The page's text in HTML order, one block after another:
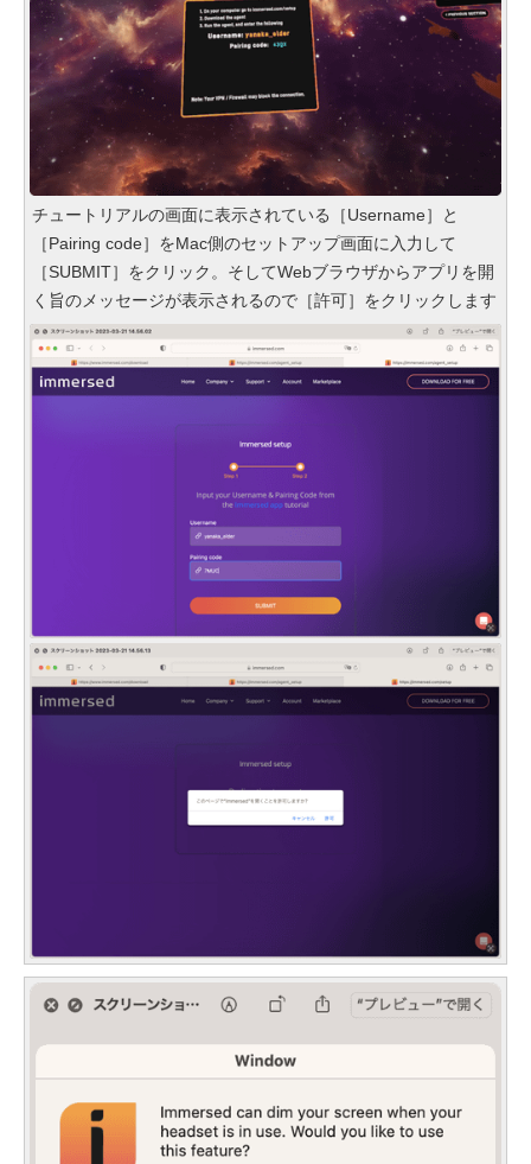
チュートリアルの画面に表示されている［Username］と
［Pairing code］をMac側のセットアップ画面に入力して
［SUBMIT］をクリック。そしてWebブラウザからアプリを開
く旨のメッセージが表示されるので［許可］をクリックします